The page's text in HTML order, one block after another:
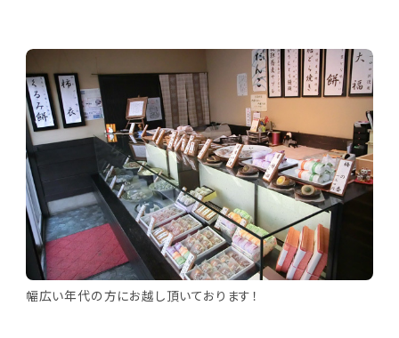
幅広い年代の方にお越し頂いております！